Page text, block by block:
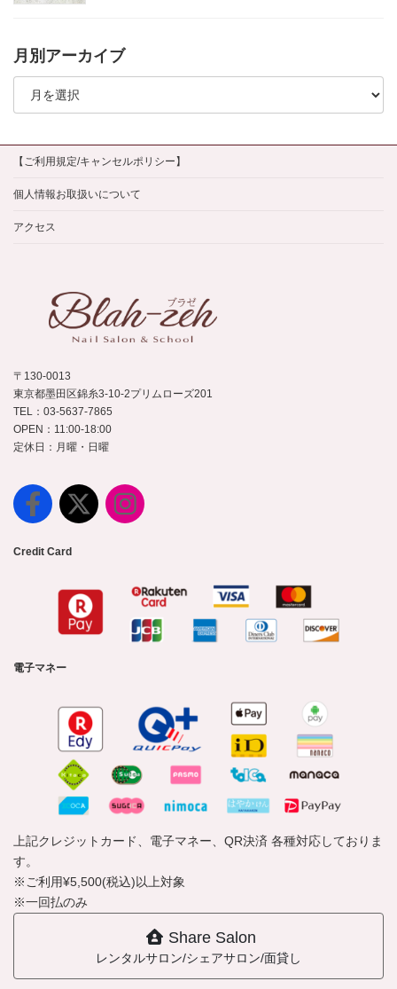
月別アーカイブ
月
イ
ブ
【ご利用規定/キャンセルポリシー】
個人情報お取扱いについて
アクセス
〒130-0013
東京都墨田区錦糸3-10-2プリムローズ201
TEL：03-5637-7865
OPEN：11:00-18:00
定休日：月曜・日曜
Credit Card
電子マネー
上記クレジットカード、電子マネー、QR決済 各種対応しておりま
す。
※ご利用¥5,500(税込)以上対象
※一回払のみ
Share Salon
レンタルサロン/シェアサロン/面貸し